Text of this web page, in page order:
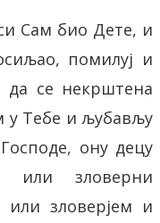
Сам био Дете, и
помилуј и
да се некрштена
у Тебе и љубављу
ону децу
или зловерни
или зловерјем и